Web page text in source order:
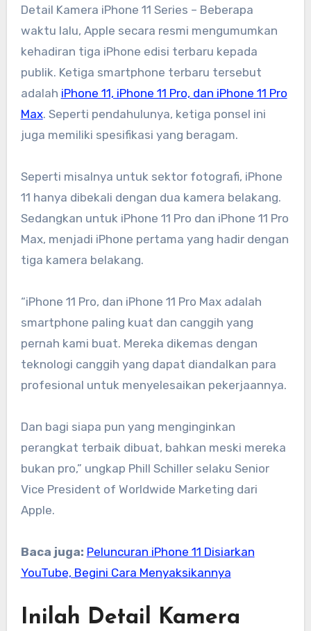
Detail Kamera iPhone 11 Series – Beberapa
waktu lalu, Apple secara resmi mengumumkan
kehadiran tiga iPhone edisi terbaru kepada
publik. Ketiga smartphone terbaru tersebut
adalah iPhone 11, iPhone 11 Pro, dan iPhone 11 Pro
Max. Seperti pendahulunya, ketiga ponsel ini
juga memiliki spesifikasi yang beragam.
Seperti misalnya untuk sektor fotografi, iPhone
11 hanya dibekali dengan dua kamera belakang.
Sedangkan untuk iPhone 11 Pro dan iPhone 11 Pro
Max, menjadi iPhone pertama yang hadir dengan
tiga kamera belakang.
“iPhone 11 Pro, dan iPhone 11 Pro Max adalah
smartphone paling kuat dan canggih yang
pernah kami buat. Mereka dikemas dengan
teknologi canggih yang dapat diandalkan para
profesional untuk menyelesaikan pekerjaannya.
Dan bagi siapa pun yang menginginkan
perangkat terbaik dibuat, bahkan meski mereka
bukan pro,” ungkap Phill Schiller selaku Senior
Vice President of Worldwide Marketing dari
Apple.
Baca juga: Peluncuran iPhone 11 Disiarkan
YouTube, Begini Cara Menyaksikannya
Inilah Detail Kamera